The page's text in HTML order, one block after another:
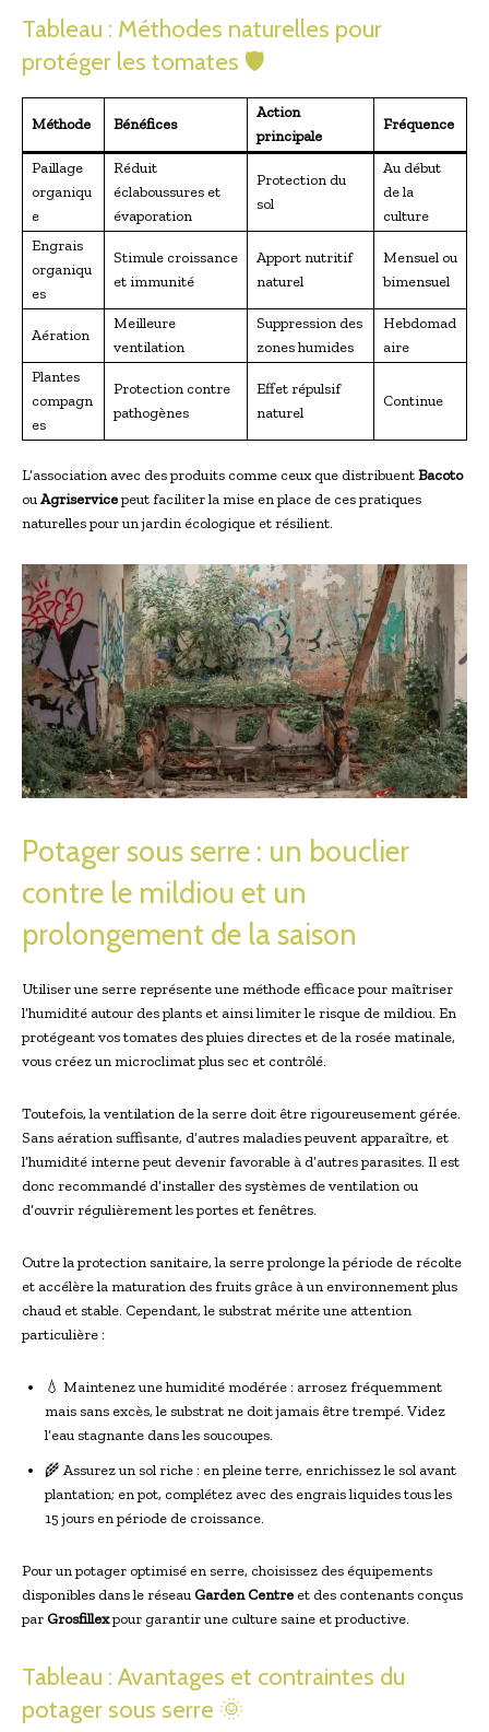
Tableau : Méthodes naturelles pour
protéger les tomates 🛡️
Méthode Bénéfices
Action
principale
Fréquence
Paillage
organiqu
e
Réduit
éclaboussures et
évaporation
Protection du
sol
Au début
de la
culture
Engrais
organiqu
es
Stimule croissance
et immunité
Apport nutritif
naturel
Mensuel ou
bimensuel
Aération
Meilleure
ventilation
Suppression des
zones humides
Hebdomad
aire
Plantes
compagn
es
Protection contre
pathogènes
Effet répulsif
naturel
Continue
L’association avec des produits comme ceux que distribuentBacoto
ouAgriservicepeut faciliter la mise en place de ces pratiques
naturelles pour un jardin écologique et résilient.
Potager sous serre : un bouclier
contre le mildiou et un
prolongement de la saison
Utiliser une serre représente une méthode efficace pour maîtriser
l’humidité autour des plants et ainsi limiter le risque de mildiou. En
protégeant vos tomates des pluies directes et de la rosée matinale,
vous créez un microclimat plus sec et contrôlé.
Toutefois, la ventilation de la serre doit être rigoureusement gérée.
Sans aération suffisante, d’autres maladies peuvent apparaître, et
l’humidité interne peut devenir favorable à d’autres parasites. Il est
donc recommandé d’installer des systèmes de ventilation ou
d’ouvrir régulièrement les portes et fenêtres.
Outre la protection sanitaire, la serre prolonge la période de récolte
et accélère la maturation des fruits grâce à un environnement plus
chaud et stable. Cependant, le substrat mérite une attention
particulière :
💧 Maintenez une humidité modérée : arrosez fréquemment
mais sans excès, le substrat ne doit jamais être trempé. Videz
l’eau stagnante dans les soucoupes.
🌾 Assurez un sol riche : en pleine terre, enrichissez le sol avant
plantation; en pot, complétez avec des engrais liquides tous les
15 jours en période de croissance.
Pour un potager optimisé en serre, choisissez des équipements
disponibles dans le réseau Garden Centre et des contenants conçus
par Grosfillexpour garantir une culture saine et productive.
Tableau : Avantages et contraintes du
potager sous serre 🌞